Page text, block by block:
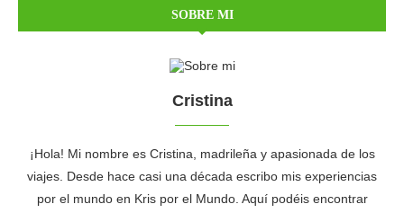
SOBRE MI
Cristina
¡Hola! Mi nombre es Cristina, madrileña y apasionada de los
viajes. Desde hace casi una década escribo mis experiencias
por el mundo en Kris por el Mundo. Aquí podéis encontrar